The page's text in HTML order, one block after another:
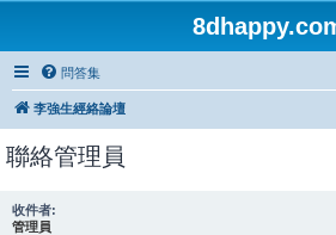
問答集
李強生經絡論壇
聯絡管理員
收件者:
管理員